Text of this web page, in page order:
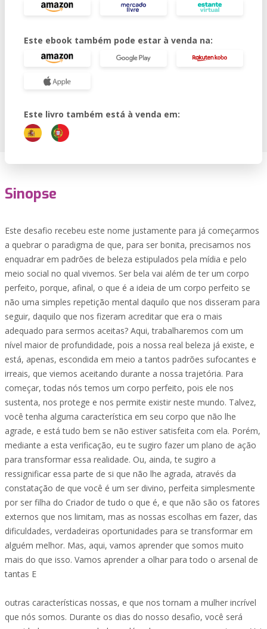
Este ebook também pode estar à venda na:
Este livro também está à venda em:
Sinopse
Este desafio recebeu este nome justamente para já começarmos
a quebrar o paradigma de que, para ser bonita, precisamos nos
enquadrar em padrões de beleza estipulados pela mídia e pelo
meio social no qual vivemos. Ser bela vai além de ter um corpo
perfeito, porque, afinal, o que é a ideia de um corpo perfeito se
não uma simples repetição mental daquilo que nos disseram para
seguir, daquilo que nos fizeram acreditar que era o mais
adequado para sermos aceitas? Aqui, trabalharemos com um
nível maior de profundidade, pois a nossa real beleza já existe, e
está, apenas, escondida em meio a tantos padrões sufocantes e
irreais, que viemos aceitando durante a nossa trajetória. Para
começar, todas nós temos um corpo perfeito, pois ele nos
sustenta, nos protege e nos permite existir neste mundo. Talvez,
você tenha alguma característica em seu corpo que não lhe
agrade, e está tudo bem se não estiver satisfeita com ela. Porém,
mediante a esta verificação, eu te sugiro fazer um plano de ação
para transformar essa realidade. Ou, ainda, te sugiro a
ressignificar essa parte de si que não lhe agrada, através da
constatação de que você é um ser divino, perfeita simplesmente
por ser filha do Criador de tudo o que é, e que não são os fatores
externos que nos limitam, mas as nossas escolhas em fazer, das
dificuldades, verdadeiras oportunidades para se transformar em
alguém melhor. Mas, aqui, vamos aprender que somos muito
mais do que isso. Vamos aprender a olhar para todo o arsenal de
tantas E
outras características nossas, e que nos tornam a mulher incrível
que nós somos. Durante os dias do nosso desafio, você será